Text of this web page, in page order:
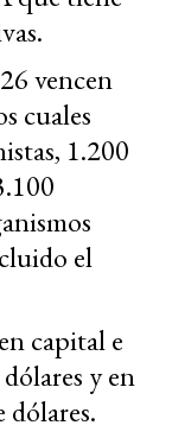
vencen
cuales
1.200
el
capital e
y en